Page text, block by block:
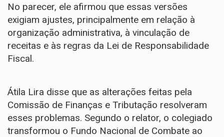
No parecer, ele afirmou que essas versões
exigiam ajustes, principalmente em relação à
organização administrativa, à vinculação de
receitas e às regras da Lei de Responsabilidade
Fiscal.
Átila Lira disse que as alterações feitas pela
Comissão de Finanças e Tributação resolveram
esses problemas. Segundo o relator, o colegiado
transformou o Fundo Nacional de Combate ao